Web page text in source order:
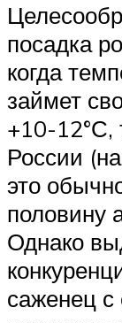
посадка
когда
займет
+10-12°С,
России
это
половину
Однако
саженец